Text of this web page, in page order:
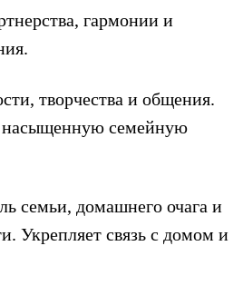
гармонии и
творчества и общения.
семейную
семьи, домашнего очага и
Укрепляет связь с домом и